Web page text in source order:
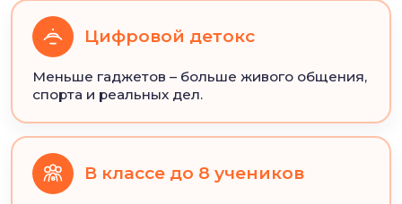
Цифровой детокс
Меньше гаджетов – больше живого общения,
спорта и реальных дел.
8 В классе до 8 учеников